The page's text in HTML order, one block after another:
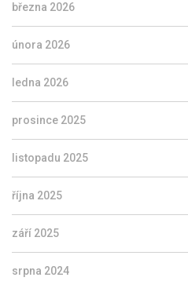
března 2026
února 2026
ledna 2026
prosince 2025
listopadu 2025
října 2025
září 2025
srpna 2024